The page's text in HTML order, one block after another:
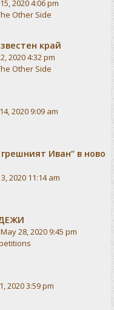
2020 4:06 pm
Other Side
край
2020 4:32 pm
Other Side
2020 9:09 am
Иван“ в ново
2020 11:14 am
28, 2020 9:45 pm
2020 3:59 pm